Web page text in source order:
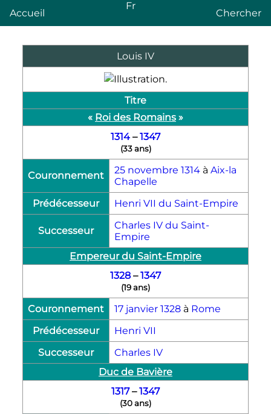
Accueil
Fr
Chercher
Louis IV
Titre
« Roi des Romains »
1314 –1347
(33 ans)
Couronnement 25 novembre 1314 à Aix-la
Chapelle
Prédécesseur
Henri VII du Saint-Empire
Successeur Charles IV du Saint-
Empire
Empereur du Saint-Empire
1328 –1347
(19 ans)
Couronnement 17 janvier 1328 à Rome
Prédécesseur
Henri VII
Successeur
Charles IV
Duc de Bavière
1317–1347
(30 ans)